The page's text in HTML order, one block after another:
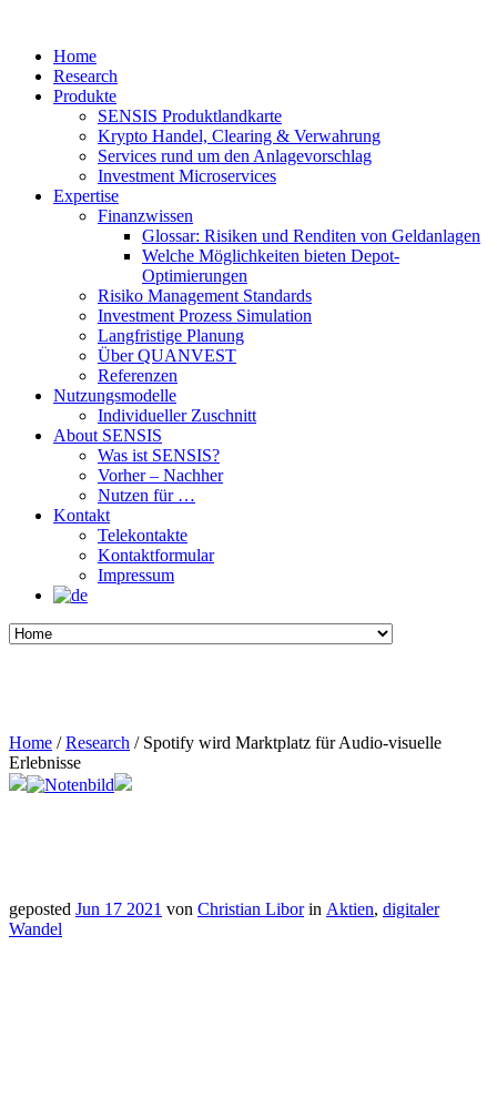
Home
Research
Produkte
SENSIS Produktlandkarte
Krypto Handel, Clearing & Verwahrung
Services rund um den Anlagevorschlag
Investment Microservices
Expertise
Finanzwissen
Glossar: Risiken und Renditen von Geldanlagen
Welche Möglichkeiten bieten Depot-
Optimierungen
Risiko Management Standards
Investment Prozess Simulation
Langfristige Planung
Über QUANVEST
Referenzen
Nutzungsmodelle
Individueller Zuschnitt
About SENSIS
Was ist SENSIS?
Vorher – Nachher
Nutzen für …
Kontakt
Telekontakte
Kontaktformular
Impressum
Home / Research / Spotify wird Marktplatz für Audio-visuelle
Erlebnisse
geposted Jun 17 2021 von Christian Libor in Aktien, digitaler
Wandel